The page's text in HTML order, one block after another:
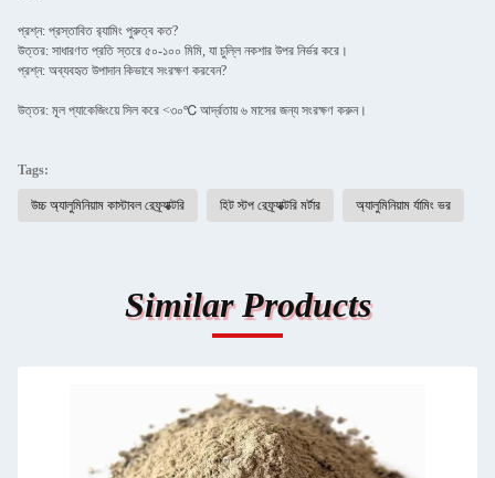
প্রশ্ন: প্রস্তাবিত র‍্যামিং পুরুত্ব কত?
উত্তর: সাধারণত প্রতি স্তরে ৫০-১০০ মিমি, যা চুল্লি নকশার উপর নির্ভর করে।
প্রশ্ন: অব্যবহৃত উপাদান কিভাবে সংরক্ষণ করবেন?
উত্তর: মূল প্যাকেজিংয়ে সিল করে <৩০℃ আর্দ্রতায় ৬ মাসের জন্য সংরক্ষণ করুন।
Tags:
উচ্চ অ্যালুমিনিয়াম কাস্টাবল রেফ্র্যাক্টরি হিট স্টপ রেফ্র্যাক্টরি মর্টার অ্যালুমিনিয়াম র্যামিং ভর
Similar Products